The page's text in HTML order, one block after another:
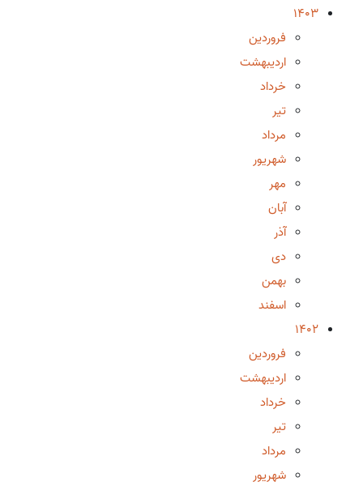
1403
فروردین
اردیبهشت
خرداد
تیر
مرداد
شهریور
مهر
آبان
آذر
دی
بهمن
اسفند
1402
فروردین
اردیبهشت
خرداد
تیر
مرداد
شهریور